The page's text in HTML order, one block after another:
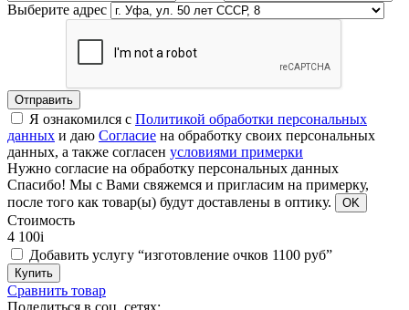
Выберите адрес
Отправить
Я ознакомился с Политикой обработки персональных
данных и даю Согласие на обработку своих персональных
данных, а также согласен условиями примерки
Нужно согласие на обработку персональных данных
Спасибо! Мы с Вами свяжемся и пригласим на примерку,
после того как товар(ы) будут доставлены в оптику.
OK
Стоимость
4 100i
Добавить услугу “изготовление очков 1100 руб”
Купить
Сравнить товар
Поделиться в соц. сетях: